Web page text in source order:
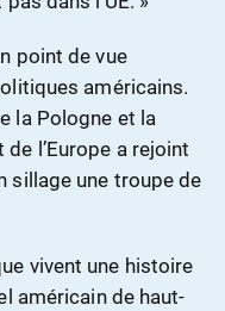
point de vue
américains.
la Pologne et la
l’Europe a rejoint
sillage une troupe de
vivent une histoire
américain de haut-